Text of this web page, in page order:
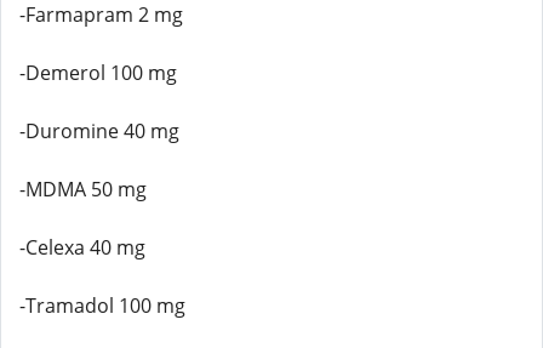
-Farmapram 2 mg
-Demerol 100 mg
-Duromine 40 mg
-MDMA 50 mg
-Celexa 40 mg
-Tramadol 100 mg